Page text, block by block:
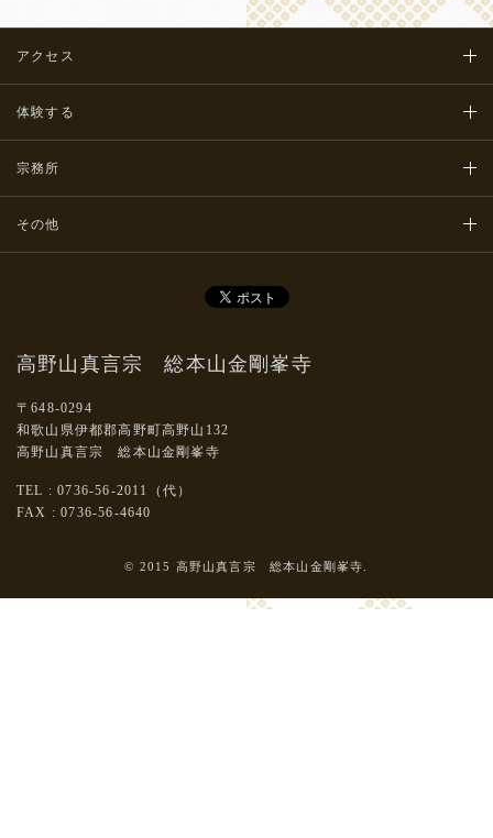
アクセス
体験する
宗務所
その他
高野山真言宗 総本山金剛峯寺
〒648-0294
和歌山県伊都郡高野町高野山132
高野山真言宗 総本山金剛峯寺
TEL : 0736-56-2011（代）
FAX : 0736-56-4640
© 2015 高野山真言宗 総本山金剛峯寺.